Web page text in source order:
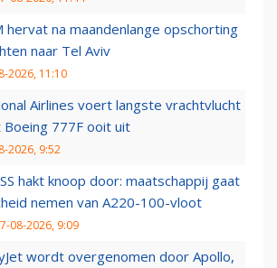
hervat na maandenlange opschorting
naar Tel Aviv
2026, 11:10
Airlines voert langste vrachtvlucht
777F ooit uit
2026, 9:52
hakt knoop door: maatschappij gaat
nemen van A220-100-vloot
08-2026, 9:09
wordt overgenomen door Apollo,